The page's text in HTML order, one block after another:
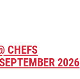
CHEFS
2026